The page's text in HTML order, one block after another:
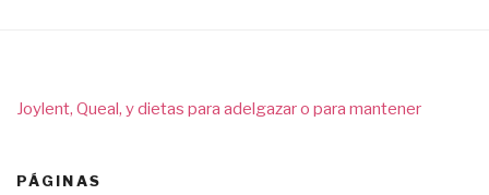
Joylent, Queal, y dietas para adelgazar o para mantener
PÁGINAS